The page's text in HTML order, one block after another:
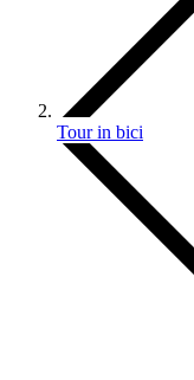
Tour in bici